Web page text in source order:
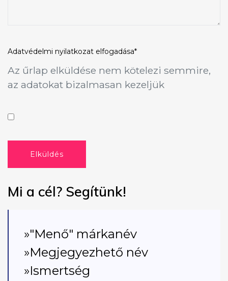
Adatvédelmi nyilatkozat elfogadása*
Az űrlap elküldése nem kötelezi semmire,
az adatokat bizalmasan kezeljük
Elküldés
Mi a cél? Segítünk!
»"Menő" márkanév
»Megjegyezhető név
»Ismertség